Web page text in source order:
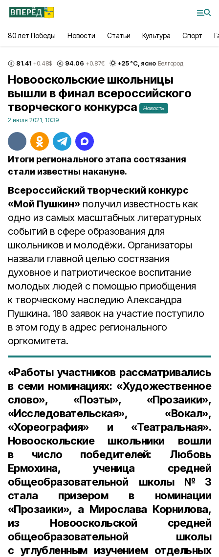
80 лет Победы Новости Статьи Культура Спорт
81.41 +0.48$ 94.06 +0.87€ +25°С, ясно Белгород
Новооскольские школьницы
вышли в финал всероссийского
творческого конкурса
Новость
2 июля 2021, 10:39
Итоги регионального этапа состязания
стали известны накануне.
Всероссийский творческий конкурс
«Мой Пушкин» получил известность как
одно из самых масштабных литературных
событий в сфере образования для
школьников и молодёжи. Организаторы
назвали главной целью состязания
духовное и патриотическое воспитание
молодых людей с помощью приобщения
к творческому наследию Александра
Пушкина. 180 заявок на участие поступило
в этом году в адрес регионального
оргкомитета.
«Работы участников рассматривались
в семи номинациях: «Художественное
слово», «Поэты», «Прозаики»,
«Исследовательская», «Вокал»,
«Хореография» и «Театральная».
Новооскольские школьники вошли
в число победителей: Любовь
Ермохина, ученица средней
общеобразовательной школы №3
стала призером в номинации
«Прозаики», а Мирослава Корнилова,
из Новооскольской средней
общеобразовательной школы
с углубленным изучением отдельных